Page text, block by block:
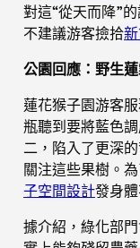
對這“從天而降”
不建議游客撿拾
公園回應：野生
蓮花猴子園游客
瓶聽到要將藍色
二，陷入了更深
關注這些果樹。
子空間設計發身
據介紹，綠化部